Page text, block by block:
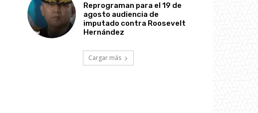
Reprograman para el 19 de
agosto audiencia de
imputado contra Roosevelt
Hernández
Cargar más